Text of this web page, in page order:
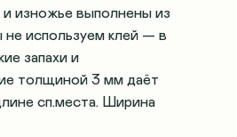
изножье выполнены из
используем клей — в
запахи и
толщиной 3 мм даёт
сп.места. Ширина